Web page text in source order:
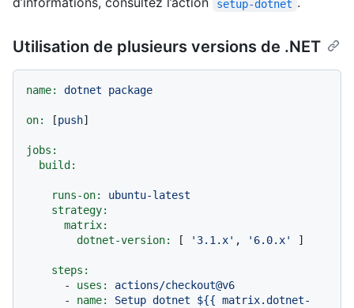
setup-dotnet
Utilisation de plusieurs versions de .NET
name: dotnet package
on: [push]
jobs:
build:
runs-on:
ubuntu-latest
strategy:
matrix:
dotnet-version:
[ '3.1.x' , '6.0.x' ]
steps:
-
uses:
actions/checkout@v6
-
name: Setup dotnet ${{ matrix.dotnet-